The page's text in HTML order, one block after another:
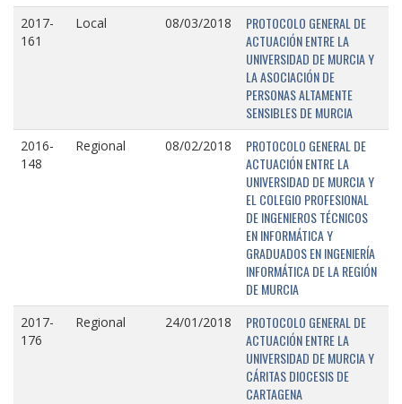
2017-
161
Local 08/03/2018
PROTOCOLO GENERAL DE
ACTUACIÓN ENTRE LA
UNIVERSIDAD DE MURCIA Y
LA ASOCIACIÓN DE
PERSONAS ALTAMENTE
SENSIBLES DE MURCIA
2016-
148
Regional 08/02/2018
PROTOCOLO GENERAL DE
ACTUACIÓN ENTRE LA
UNIVERSIDAD DE MURCIA Y
EL COLEGIO PROFESIONAL
DE INGENIEROS TÉCNICOS
EN INFORMÁTICA Y
GRADUADOS EN INGENIERÍA
INFORMÁTICA DE LA REGIÓN
DE MURCIA
2017-
176
Regional 24/01/2018
PROTOCOLO GENERAL DE
ACTUACIÓN ENTRE LA
UNIVERSIDAD DE MURCIA Y
CÁRITAS DIOCESIS DE
CARTAGENA